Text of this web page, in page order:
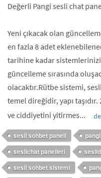
Değerli Pangi sesli chat
Yeni çıkacak olan
en fazla 8 adet
tarihine kadar sistemlerinizi
güncelleme sırasında
olacaktır.Rütbe sistemi,
temel direğidir, yapı
ve ciddiyetini yitirmes...
sesli sohbet paneli
seslichat panelleri
sesli sohbet sistemi